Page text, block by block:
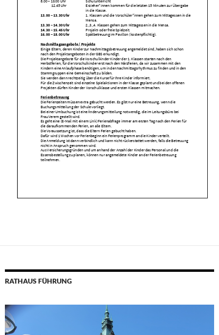
RATHAUS FÜHRUNG